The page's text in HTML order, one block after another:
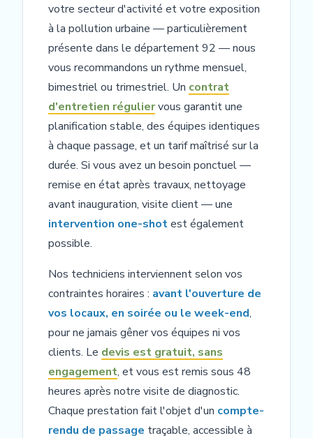
votre secteur d'activité et votre exposition
à la pollution urbaine — particulièrement
présente dans le département 92 — nous
vous recommandons un rythme mensuel,
bimestriel ou trimestriel. Un contrat
d'entretien réguliervous garantit une
planification stable, des équipes identiques
à chaque passage, et un tarif maîtrisé sur la
durée. Si vous avez un besoin ponctuel —
remise en état après travaux, nettoyage
avant inauguration, visite client — une
intervention one-shotest également
possible.
Nos techniciens interviennent selon vos
contraintes horaires : avant l'ouverture de
vos locaux, en soirée ou le week-end,
pour ne jamais gêner vos équipes ni vos
clients. Le devis est gratuit, sans
engagement, et vous est remis sous 48
heures après notre visite de diagnostic.
Chaque prestation fait l'objet d'un compte-
rendu de passage traçable, accessible à